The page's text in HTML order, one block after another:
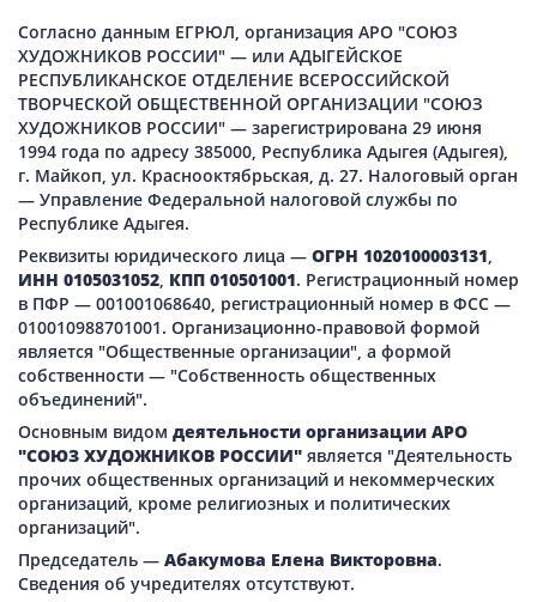
Согласно данным ЕГРЮЛ, организация АРО "СОЮЗ
ХУДОЖНИКОВ РОССИИ" — или АДЫГЕЙСКОЕ
РЕСПУБЛИКАНСКОЕ ОТДЕЛЕНИЕ ВСЕРОССИЙСКОЙ
ТВОРЧЕСКОЙ ОБЩЕСТВЕННОЙ ОРГАНИЗАЦИИ "СОЮЗ
ХУДОЖНИКОВ РОССИИ" — зарегистрирована 29 июня
1994 года по адресу 385000, Республика Адыгея (Адыгея),
г. Майкоп, ул. Краснооктябрьская, д. 27. Налоговый орган
— Управление Федеральной налоговой службы по
Республике Адыгея.
Реквизиты юридического лица — ОГРН 1020100003131
ИНН 0105031052 КПП 010501001. Регистрационный номер
в ПФР — 001001068640, регистрационный номер в ФСС —
010010988701001. Организационно-правовой формой
является "Общественные организации", а формой
собственности — "Собственность общественных
объединений".
Основным видом деятельности организации АРО
"СОЮЗ ХУДОЖНИКОВ РОССИИ" является "Деятельность
прочих общественных организаций и некоммерческих
организаций, кроме религиозных и политических
организаций".
Председатель — Абакумова Елена Викторовна.
Сведения об учредителях отсутствуют.